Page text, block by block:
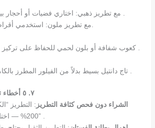
كعوب شفافة أو بلون لحمي للحفاظ على تركيز الأنظار على الفستان .
تاج دانتيل بسيط بدلاً من الفيلور المطرز بالكامل (يوفر 70 دولارًا!) .
٧. ٥ أخطاء ترفع التكلفة المخفية
الشراء دون فحص كثافة التطريز : التطريز
200% — اختاري “متوسط الكثافة” .